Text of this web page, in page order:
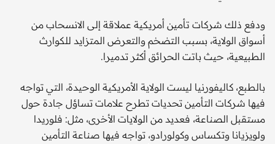
ودفع ذلك شركات تأمين أمريكية عملاقة إلى الانسحاب من
أسواق الولاية، بسبب التضخم والتعرض المتزايد للكوارث
الطبيعية، حيث باتت الحرائق أكثر تدميرا.
بالطبع، كاليفورنيا ليست الولاية الأمريكية الوحيدة، التي تواجه
فيها شركات التأمين تحديات تطرح علامات تساؤل جادة حول
مستقبل الصناعة، فعديد من الولايات الأخرى، مثل: فلوريدا
ولويزيانا وتكساس وكولورادو، تواجه فيها صناعة التأمين